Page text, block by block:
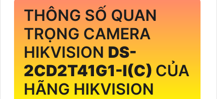
THÔNG SỐ QUAN
TRỌNG CAMERA
HIKVISION DS-
2CD2T41G1-I(C) CỦA
HÃNG HIKVISION